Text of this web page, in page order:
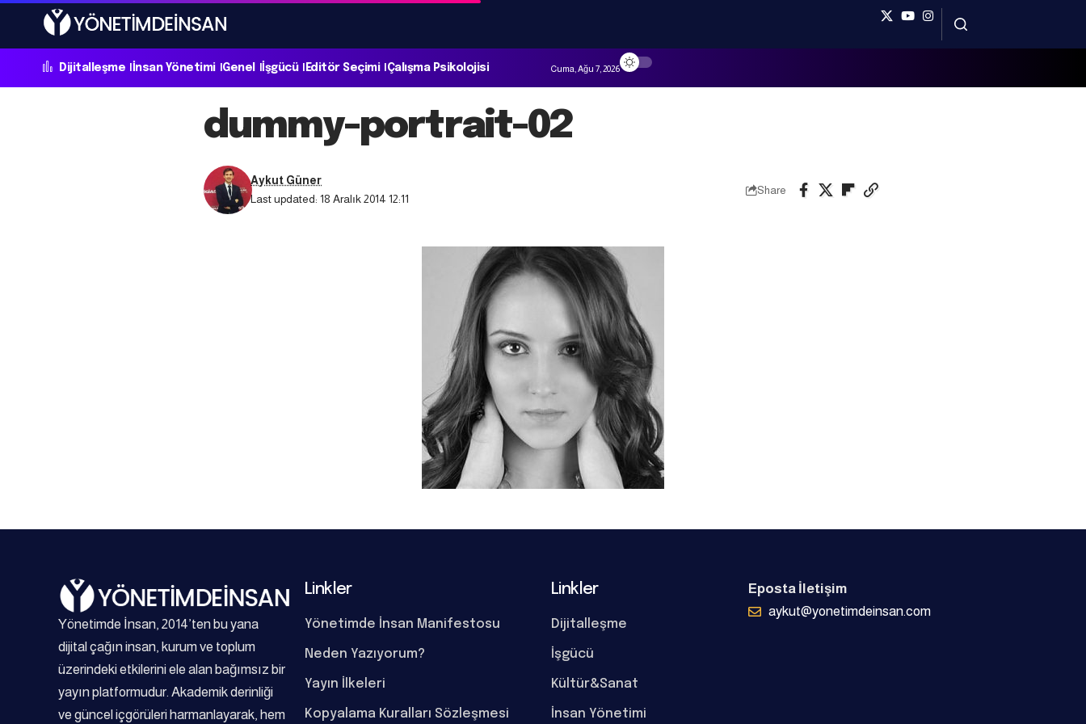
Dijitalleşme İnsan Yönetimi Genel İşgücü Editör Seçimi Çalışma Psikolojisi Cuma, Ağu 7, 2026
dummy-portrait-02
Last updated: 18 Aralık 2014 12:11
Aykut Güner
Share
Yönetimde İnsan, 2014’ten bu yana
dijital çağın insan, kurum ve toplum
üzerindeki etkilerini ele alan bağımsız bir
yayın platformudur. Akademik derinliği
ve güncel içgörüleri harmanlayarak, hem
Linkler
Yönetimde İnsan Manifestosu
Neden Yazıyorum?
Yayın İlkeleri
Kopyalama Kuralları Sözleşmesi
Linkler
Dijitalleşme
İşgücü
Kültür&Sanat
İnsan Yönetimi
Eposta İletişim
aykut@yonetimdeinsan.com